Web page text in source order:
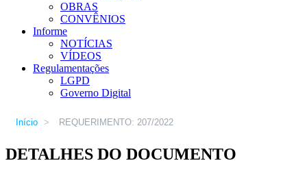
OBRAS
CONVÊNIOS
Informe
NOTÍCIAS
VÍDEOS
Regulamentações
LGPD
Governo Digital
Início > REQUERIMENTO: 207/2022
DETALHES DO DOCUMENTO